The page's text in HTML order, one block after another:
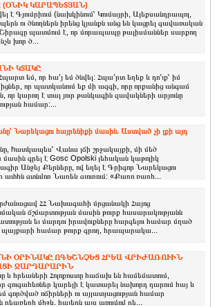
ԿԱՐԱՊԵՏՅԱՆ)
է Գյումրիում (նախկինում՝ Կումայրի, Ալեքսանդրապոլ,
ու ծնողներն իրենց կյանքն անց են կացրել գավառական
Շիրազը պատմում է, որ մորապապը թալիսմաններ սարքող
խոր ծ...
ԿՏԱԿԸ
եմ, որ հա՛յ եմ ծնվել: Հպա՛րտ եղեք և դո՛ւք՝ իմ
որ պատկանում եք մի ազգի, որը որքանից անգամ
որ կարող է տալ յուր թանկագին զավակների արյունը
համար:...
Նարեկացու հայրենիքի մասին. Աստված չի լքի այդ
hատկապես՝ Վանա լճի շրջակայքի, մի մեծ
մասին գրել է Gosc Opolski լեհական կաթոլիկ
Անջեյ Քերները, ով եղել է Գրիգոր Նարեկացու
ափին գտնվող Նարեկ գյուղում: «Քարը քարի...
ՀՀ Նախագահի մրցանակի Հայոց
ճշմարտության մասին թուրք հասարակությանն
եւ մարդու իրավուքները հարգելու համար մղած
պայքարի համար թուրք գրող, հրապարակա...
ՕՐԻՆԱԿԸ ՈԳԵՇՆՉԵՑ ՀՐԵԱ ՎՐԻԺԱՌՈՒԻՆ
ՋԱՐԴԱՐԱՐԻՆ
և հրեաների Հոլոքոստը հաճախ են համեմատում,
կարելի է կատարել նախորդ դարում հայ և
գործված ոճիրների ու այլատյացության համար
միջև. հայերն այս առումով դե...